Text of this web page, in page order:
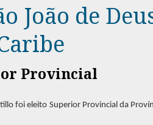
João de
Provincial
foi eleito Superior Provincial da